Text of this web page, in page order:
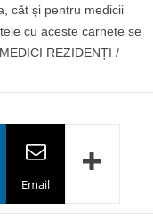
căt și pentru medicii
cu aceste carnete se
REZIDENȚI /
Email